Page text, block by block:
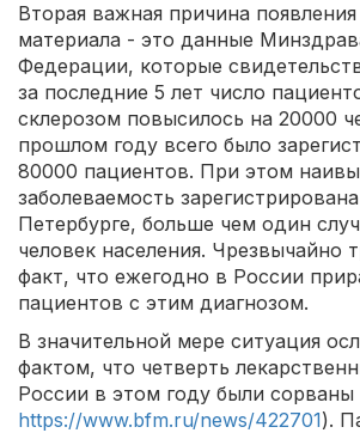
Вторая важная причина появления
материала - это данные
Федерации, которые
за последние 5 лет число
склерозом повысилось на 20000
прошлом году всего было
80000 пациентов. При этом
заболеваемость
Петербурге, больше чем один
человек населения. Чрезвычайно
факт, что ежегодно в России
пациентов с этим диагнозом.
В значительной мере ситуация
фактом, что четверть
России в этом году были сорваны
https://www.bfm.ru/news/422701).